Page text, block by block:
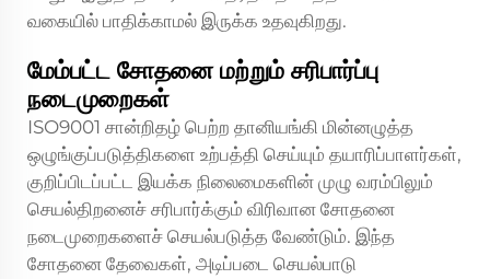
வகையில் பாதிக்காமல் இருக்க உதவுகிறது.
மேம்பட்ட சோதனை மற்றும் சரிபார்ப்பு
நடைமுறைகள்
ISO9001 சான்றிதழ் பெற்ற தானியங்கி மின்னழுத்த
ஒழுங்குப்படுத்திகளை உற்பத்தி செய்யும் தயாரிப்பாளர்கள்,
குறிப்பிடப்பட்ட இயக்க நிலைமைகளின் முழு வரம்பிலும்
செயல்திறனைச் சரிபார்க்கும் விரிவான சோதனை
நடைமுறைகளைச் செயல்படுத்த வேண்டும். இந்த
சோதனை தேவைகள், அடிப்படை செயல்பாடு